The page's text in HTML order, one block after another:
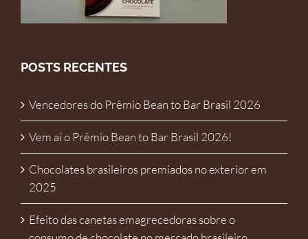
POSTS RECENTES
Vencedores do Prêmio Bean to Bar Brasil 2026
Vem aí o Prêmio Bean to Bar Brasil 2026!
Chocolates brasileiros premiados no exterior em
2025
Efeito das canetas emagrecedoras sobre o